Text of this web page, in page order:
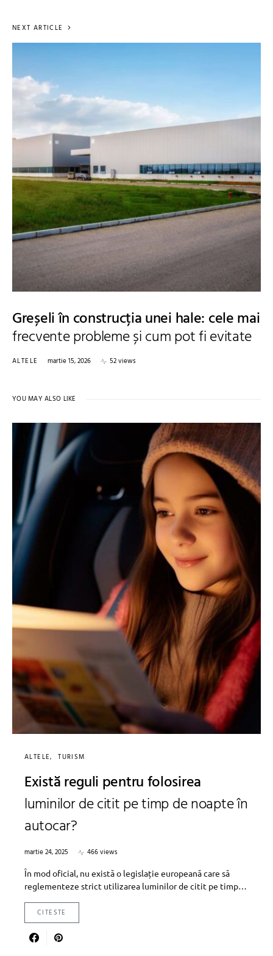
NEXT ARTICLE
Greșeli în construcția unei hale: cele mai
frecvente probleme și cum pot fi evitate
ALTELE martie 15, 2026 52 views
YOU MAY ALSO LIKE
ALTELE TURISM
Există reguli pentru folosirea
luminilor de citit pe timp de noapte în
autocar?
martie 24, 2025
466 views
În mod oficial, nu există o legislație europeană care să
reglementeze strict utilizarea luminilor de citit pe timp…
CITESTE